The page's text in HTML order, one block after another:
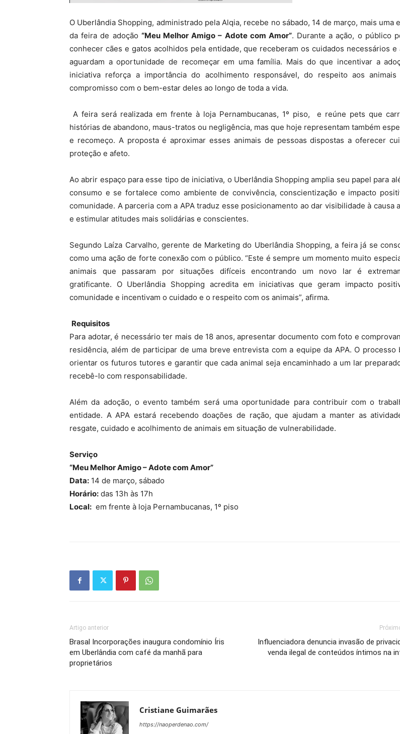
O Uberlândia Shopping, administrado pela Alqia, recebe no sábado, 14 de março, mais uma
da feira de adoção “Meu Melhor Amigo – Adote com Amor”. Durante a ação, o público
conhecer cães e gatos acolhidos pela entidade, que receberam os cuidados necessários e
aguardam a oportunidade de recomeçar em uma família. Mais do que incentivar a
iniciativa reforça a importância do acolhimento responsável, do respeito aos
compromisso com o bem-estar deles ao longo de toda a vida.
A feira será realizada em frente à loja Pernambucanas, 1º piso, e reúne pets que
histórias de abandono, maus-tratos ou negligência, mas que hoje representam também
e recomeço. A proposta é aproximar esses animais de pessoas dispostas a oferecer
proteção e afeto.
Ao abrir espaço para esse tipo de iniciativa, o Uberlândia Shopping amplia seu papel para
consumo e se fortalece como ambiente de convivência, conscientização e impacto
comunidade. A parceria com a APA traduz esse posicionamento ao dar visibilidade à causa
e estimular atitudes mais solidárias e conscientes.
Segundo Laíza Carvalho, gerente de Marketing do Uberlândia Shopping, a feira já se
como uma ação de forte conexão com o público. “Este é sempre um momento muito
animais que passaram por situações difíceis encontrando um novo lar é
gratificante. O Uberlândia Shopping acredita em iniciativas que geram impacto
comunidade e incentivam o cuidado e o respeito com os animais”, afirma.
Requisitos
Para adotar, é necessário ter mais de 18 anos, apresentar documento com foto e
residência, além de participar de uma breve entrevista com a equipe da APA. O processo
orientar os futuros tutores e garantir que cada animal seja encaminhado a um lar
recebê-lo com responsabilidade.
Além da adoção, o evento também será uma oportunidade para contribuir com o
entidade. A APA estará recebendo doações de ração, que ajudam a manter as
resgate, cuidado e acolhimento de animais em situação de vulnerabilidade.
Serviço
“Meu Melhor Amigo – Adote com Amor”
Data: 14 de março, sábado
Horário: das 13h às 17h
Local: em frente à loja Pernambucanas, 1º piso
Artigo anterior
Brasal Incorporações inaugura condomínio Íris
em Uberlândia com café da manhã para
proprietários
Influenciadora denuncia invasão de
venda ilegal de conteúdos íntimos na
Cristiane Guimarães
https://naoperdenao.com/